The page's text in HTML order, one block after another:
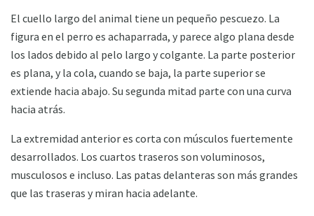
El cuello largo del animal tiene un pequeño pescuezo. La
figura en el perro es achaparrada, y parece algo plana desde
los lados debido al pelo largo y colgante. La parte posterior
es plana, y la cola, cuando se baja, la parte superior se
extiende hacia abajo. Su segunda mitad parte con una curva
hacia atrás.
La extremidad anterior es corta con músculos fuertemente
desarrollados. Los cuartos traseros son voluminosos,
musculosos e incluso. Las patas delanteras son más grandes
que las traseras y miran hacia adelante.